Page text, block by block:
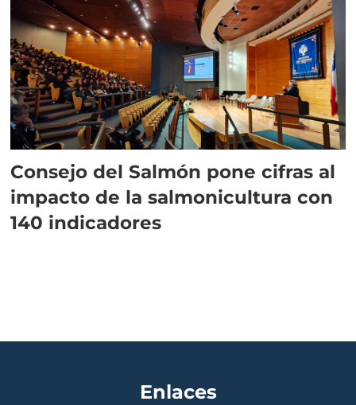
Consejo del Salmón pone cifras al
impacto de la salmonicultura con
140 indicadores
Enlaces